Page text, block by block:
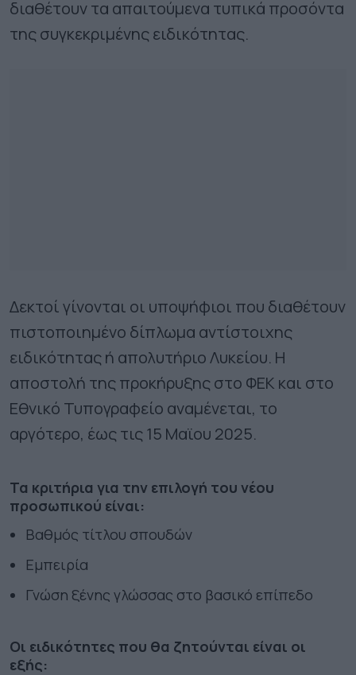
διαθέτουν τα απαιτούμενα τυπικά προσόντα
της συγκεκριμένης ειδικότητας.
Δεκτοί γίνονται οι υποψήφιοι που διαθέτουν
πιστοποιημένο δίπλωμα αντίστοιχης
ειδικότητας ή απολυτήριο Λυκείου. Η
αποστολή της προκήρυξης στο ΦΕΚ και στο
Εθνικό Τυπογραφείο αναμένεται, το
αργότερο, έως τις 15 Μαϊου 2025.
Τα κριτήρια για την επιλογή του νέου
προσωπικού είναι:
Βαθμός τίτλου σπουδών
Εμπειρία
Γνώση ξένης γλώσσας στο βασικό επίπεδο
Οι ειδικότητες που θα ζητούνται είναι οι
εξής: